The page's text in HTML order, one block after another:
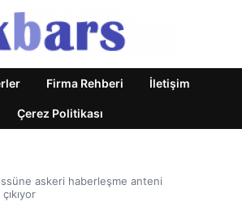
Firma Rehberi İletişim
Çerez Politikası
askeri haberleşme anteni